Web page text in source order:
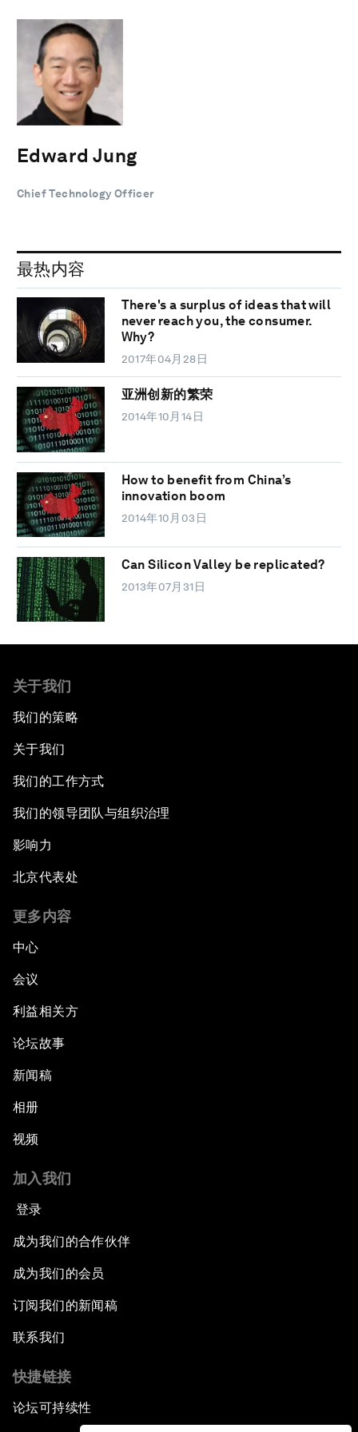
Edward Jung
Chief Technology Officer
最热内容
There's a surplus of ideas that will
never reach you, the consumer.
Why?
2017年04月28日
亚洲创新的繁荣
2014年10月14日
How to benefit from China’s
innovation boom
2014年10月03日
Can Silicon Valley be replicated?
2013年07月31日
关于我们
我们的策略
关于我们
我们的工作方式
我们的领导团队与组织治理
影响力
北京代表处
更多内容
中心
会议
利益相关方
论坛故事
新闻稿
相册
视频
加入我们
登录
成为我们的合作伙伴
成为我们的会员
订阅我们的新闻稿
联系我们
快捷链接
论坛可持续性